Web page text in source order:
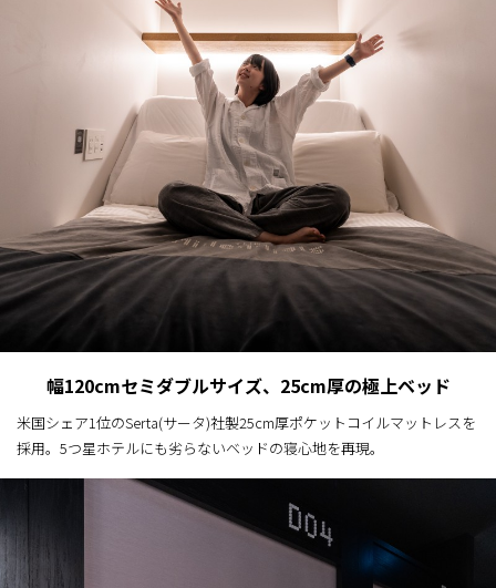
幅120cmセミダブルサイズ、25cm厚の極上ベッド
米国シェア1位のSerta(サータ)社製25cm厚ポケットコイルマットレスを
採用。5つ星ホテルにも劣らないベッドの寝心地を再現。